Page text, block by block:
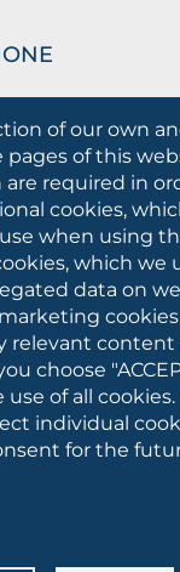
of our own
of this
are required in
cookies,
when using
which we
data on
relevant content
choose
of all cookies.
individual
for the
about us
Campaigns
Manual
SOCIAL
MEDIA